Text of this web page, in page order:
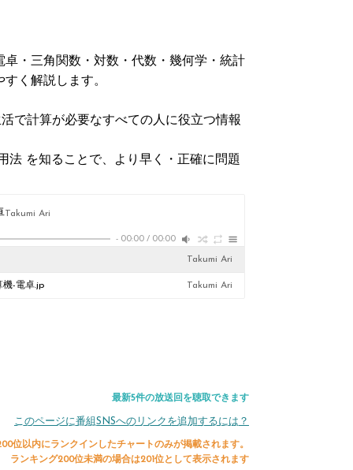
・三角関数・対数・代数・幾何学・統計
く解説します。
で計算が必要なすべての人に役立つ情報
法 を知ることで、より早く・正確に問題
Takumi Ari
- 00:00 / 00:00
Takumi Ari
機-電卓.jp Takumi Ari
最新5件の放送回を聴取できます
このページに番組SNSへのリンクを追加するには？
位以内にランクインしたチャートのみが掲載されます。
ランキング200位未満の場合は201位として表示されます